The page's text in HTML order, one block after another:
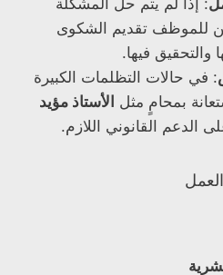
: إذا لم يتم حل المشكلة
للموظف تقديم الشكوى
والتحقيق فيها.
: في حالات التظلمات الكبيرة
بمحامٍ مثل الأستاذ مؤيد
الدعم القانوني اللازم.